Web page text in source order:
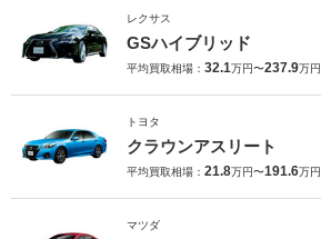
レクサス
GSハイブリッド
平均買取相場： 32.1万円〜237.9万円
トヨタ
クラウンアスリート
平均買取相場： 21.8万円〜191.6万円
マツダ